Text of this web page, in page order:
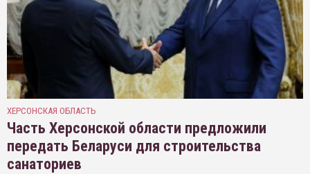
ХЕРСОНСКАЯ ОБЛАСТЬ
Часть Херсонской области предложили
передать Беларуси для строительства
санаториев